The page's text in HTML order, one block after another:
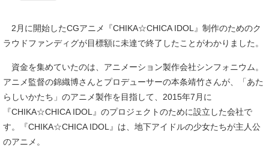
2月に開始したCGアニメ『CHIKA☆CHICA IDOL』制作のためのク
ラウドファンディグが目標額に未達で終了したことがわかりました。
資金を集めていたのは、アニメーション製作会社シンフォニウム。
アニメ監督の錦織博さんとプロデューサーの本条靖竹さんが、「あた
らしいかたち」のアニメ製作を目指して、2015年7月に
『CHIKA☆CHICA IDOL』のプロジェクトのために設立した会社で
す。『CHIKA☆CHICA IDOL』は、地下アイドルの少女たちが主人公
のアニメ。